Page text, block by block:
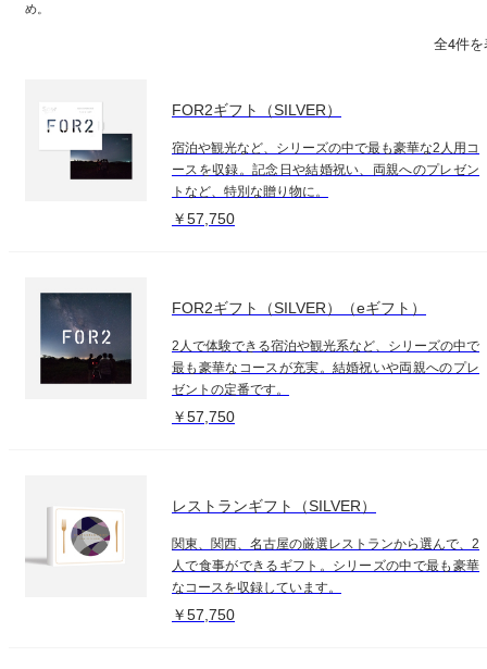
め。
全4件
FOR2ギフト（SILVER）
宿泊や観光など、シリーズの中で最も豪華な2人用コ
ースを収録。記念日や結婚祝い、両親へのプレゼン
トなど、特別な贈り物に。
￥57,750
FOR2ギフト（SILVER）（eギフト）
2人で体験できる宿泊や観光系など、シリーズの中で
最も豪華なコースが充実。結婚祝いや両親へのプレ
ゼントの定番です。
￥57,750
レストランギフト（SILVER）
関東、関西、名古屋の厳選レストランから選んで、2
人で食事ができるギフト。シリーズの中で最も豪華
なコースを収録しています。
￥57,750